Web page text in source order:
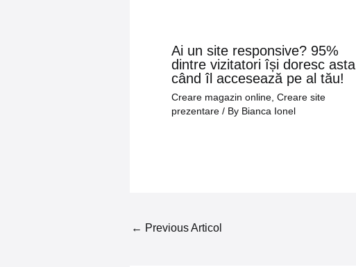
Ai un site responsive? 95%
dintre vizitatori își doresc asta
când îl accesează pe al tău!
Creare magazin online Creare site
prezentare / By Bianca Ionel
← Previous Articol